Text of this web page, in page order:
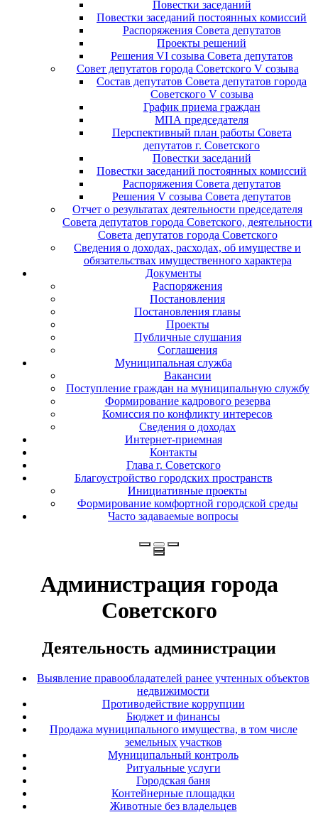
Повестки заседаний
Повестки заседаний постоянных комиссий
Распоряжения Совета депутатов
Проекты решений
Решения VI созыва Совета депутатов
Совет депутатов города Советского V созыва
Состав депутатов Совета депутатов города
Советского V созыва
График приема граждан
МПА председателя
Перспективный план работы Совета
депутатов г. Советского
Повестки заседаний
Повестки заседаний постоянных комиссий
Распоряжения Совета депутатов
Решения V созыва Совета депутатов
Отчет о результатах деятельности председателя
Совета депутатов города Советского, деятельности
Совета депутатов города Советского
Сведения о доходах, расходах, об имуществе и
обязательствах имущественного характера
Документы
Распоряжения
Постановления
Постановления главы
Проекты
Публичные слушания
Соглашения
Муниципальная служба
Вакансии
Поступление граждан на муниципальную службу
Формирование кадрового резерва
Комиссия по конфликту интересов
Сведения о доходах
Интернет-приемная
Контакты
Глава г. Советского
Благоустройство городских пространств
Инициативные проекты
Формирование комфортной городской среды
Часто задаваемые вопросы
Администрация города
Советского
Деятельность администрации
Выявление правообладателей ранее учтенных объектов
недвижимости
Противодействие коррупции
Бюджет и финансы
Продажа муниципального имущества, в том числе
земельных участков
Муниципальный контроль
Ритуальные услуги
Городская баня
Контейнерные площадки
Животные без владельцев